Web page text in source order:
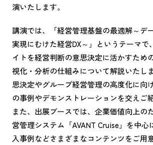
演いたします。
講演では、「経営管理基盤の最適解～デ
実現にむけた経営DX～」というテーマで
イトを経営判断の意思決定に活かすため
視化・分析の仕組みについて解説いたし
思決定やグループ経営管理の高度化に向
の事例やデモンストレーションを交えご
また、出展ブースでは、企業価値向上の
営管理システム「AVANT Cruise」を中心
入事例などさまざまなコンテンツをご用